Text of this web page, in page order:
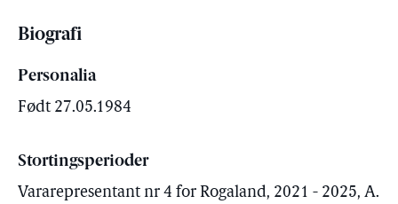
Biografi
Personalia
Født 27.05.1984
Stortingsperioder
Vararepresentant nr 4 for Rogaland, 2021 - 2025, A.